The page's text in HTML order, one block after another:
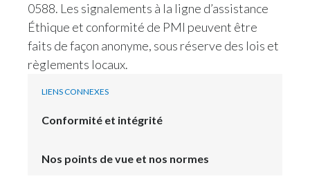
0588. Les signalements à la ligne d’assistance
Éthique et conformité de PMI peuvent être
faits de façon anonyme, sous réserve des lois et
règlements locaux.
LIENS CONNEXES
Conformité et intégrité
Nos points de vue et nos normes